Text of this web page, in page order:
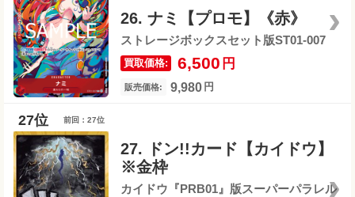
26. ナミ【プロモ】《赤》
ストレージボックスセット版ST01-007
買取価格: 6,500 円
販売価格: 9,980 円
前回：27位
27. ドン!!カード【カイドウ】
※金枠
カイドウ『PRB01』版スーパーパラレル